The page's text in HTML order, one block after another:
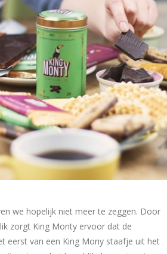
we hopelijk niet meer te zeggen. Door
zorgt King Monty ervoor dat de
eerst van een King Mony staafje uit het